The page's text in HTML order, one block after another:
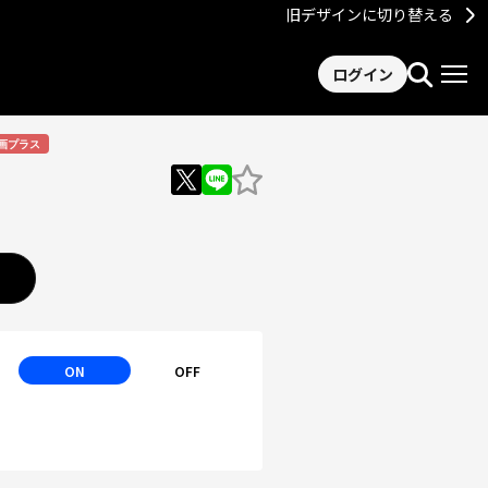
旧デザインに切り替える
ログイン
プラス
ON OFF